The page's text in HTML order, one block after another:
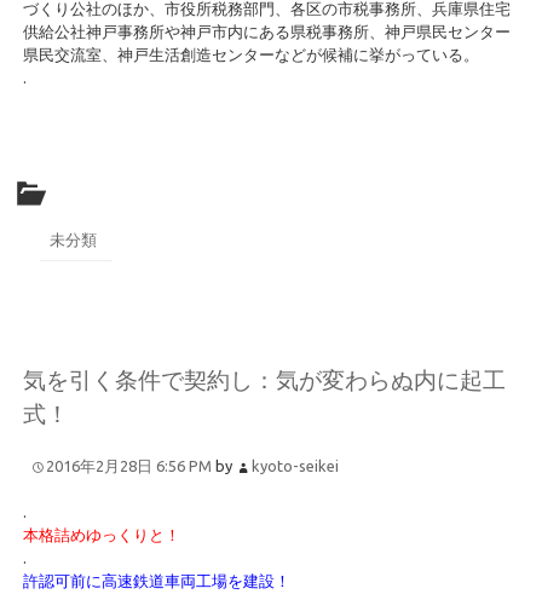
づくり公社のほか、市役所税務部門、各区の市税事務所、兵庫県住宅
供給公社神戸事務所や神戸市内にある県税事務所、神戸県民センター
県民交流室、神戸生活創造センターなどが候補に挙がっている。
.
未分類
気を引く条件で契約し：気が変わらぬ内に起工
式！
2016年2月28日 6:56 PM by kyoto-seikei
本格詰めゆっくりと！
許認可前に高速鉄道車両工場を建設！